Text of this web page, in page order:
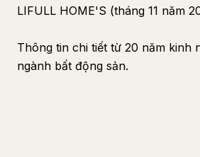
LIFULL HOME'S (tháng 11 năm
Thông tin chi tiết từ 20 năm kinh
ngành bất động sản.